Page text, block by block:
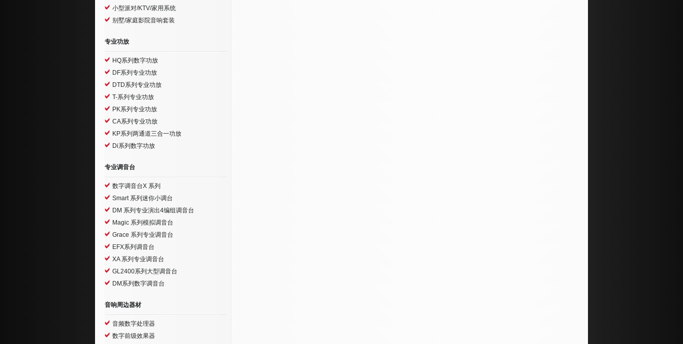
小型派对/KTV/家用系统
别墅/家庭影院音响套装
专业功放
HQ系列数字功放
DF系列专业功放
DTD系列专业功放
T-系列专业功放
PK系列专业功放
CA系列专业功放
KP系列两通道三合一功放
Di系列数字功放
专业调音台
数字调音台X 系列
Smart 系列迷你小调台
DM 系列专业演出4编组调音台
Magic 系列模拟调音台
Grace 系列专业调音台
EFX系列调音台
XA 系列专业调音台
GL2400系列大型调音台
DM系列数字调音台
音响周边器材
音频数字处理器
数字前级效果器